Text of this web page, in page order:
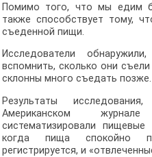
Помимо того, что мы едим
также способствует тому,
съеденной пищи.
Исследователи
вспомнить, сколько они
склонны много съедать позже.
Результаты
Американском
систематизировали пищевые
когда пища спокойно
регистрируется, и